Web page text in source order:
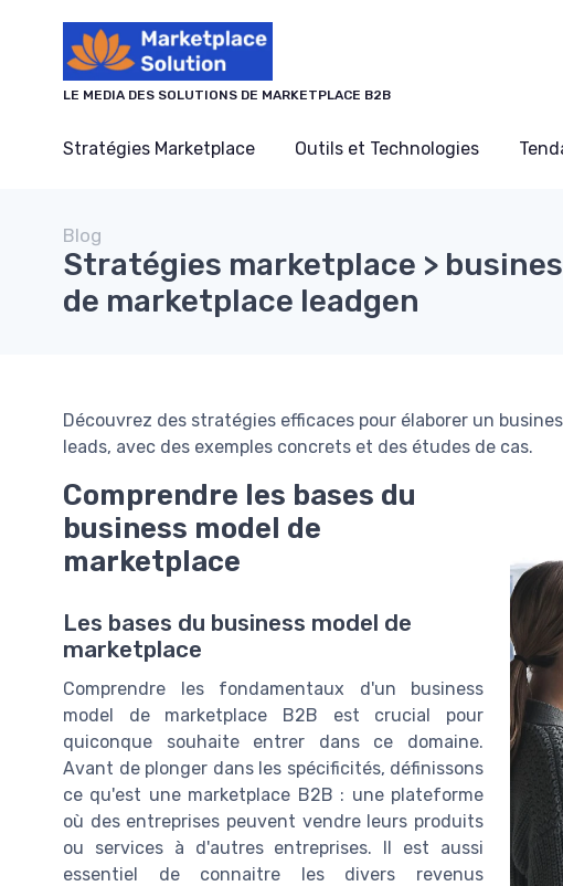
LE MEDIA DES SOLUTIONS DE MARKETPLACE B2B
Stratégies Marketplace Outils et Technologies
Blog
Stratégies marketplace >
de marketplace leadgen
Découvrez des stratégies efficaces pour élaborer un
leads, avec des exemples concrets et des études de cas.
Comprendre les bases du
business model de
marketplace
Les bases du business model de
marketplace
Comprendre les fondamentaux d'un business
model de marketplace B2B est crucial pour
quiconque souhaite entrer dans ce domaine.
Avant de plonger dans les spécificités, définissons
ce qu'est une marketplace B2B : une plateforme
où des entreprises peuvent vendre leurs produits
ou services à d'autres entreprises. Il est aussi
essentiel de connaitre les divers revenus